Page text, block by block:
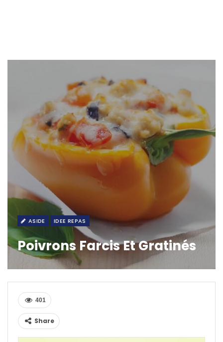
ASIDE IDEE REPAS
Poivrons Farcis Et Gratinés
401
Share